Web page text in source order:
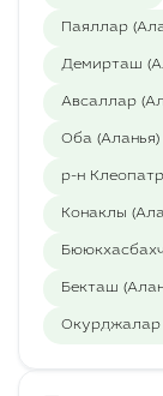
тихих,
местах.
которые
детьми.
Паяллар
Демирташ
Авсаллар
Оба (Аланья)
р-н
Конаклы
Бекташ
Окурджалар